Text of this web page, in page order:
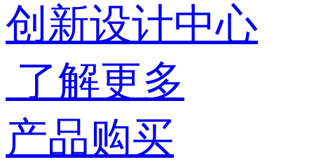
创新设计中心
了解更多
产品购买